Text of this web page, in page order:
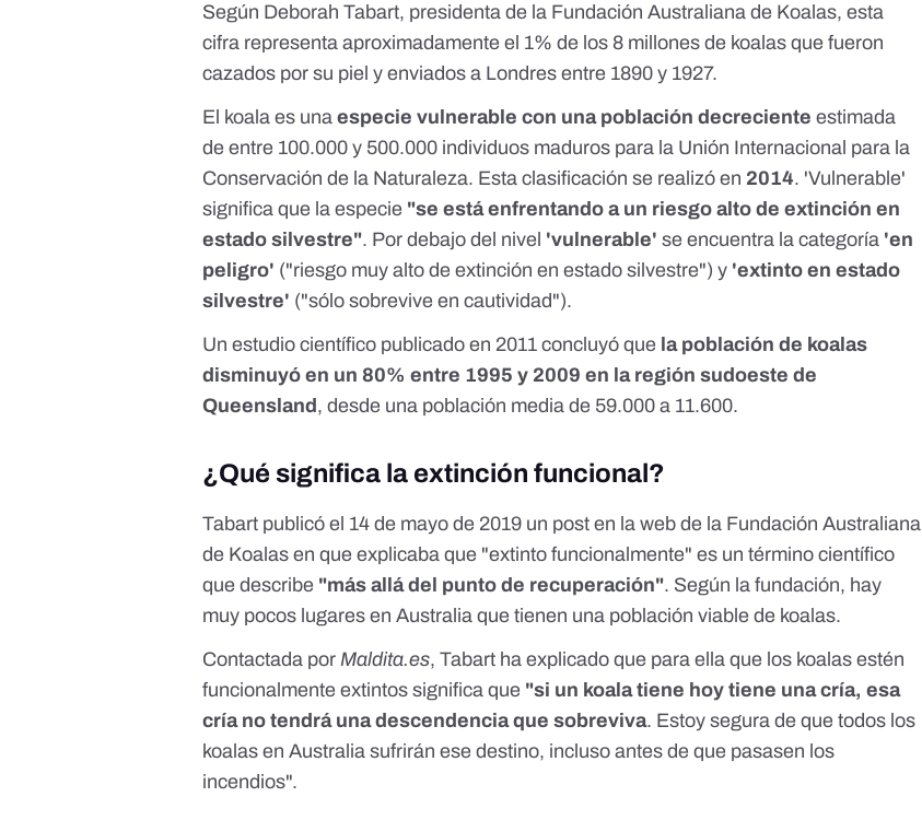
Según Deborah Tabart, presidenta de la Fundación Australiana de Koalas, esta
cifra representa aproximadamente el 1% de los 8 millones de koalas que fueron
cazados por su piel y enviados a Londres entre 1890 y 1927.
El koala es unaespecie vulnerable con una población decreciente estimada
de entre 100.000 y 500.000 individuos maduros para la Unión Internacional para la
Conservación de la Naturaleza. Esta clasificación se realizó en 2014. 'Vulnerable'
significa que la especie "se está enfrentando a un riesgo alto de extinción en
estado silvestre". Por debajo del nivel 'vulnerable' se encuentra la categoría 'en
peligro' ("riesgo muy alto de extinción en estado silvestre") y 'extinto en estado
silvestre' ("sólo sobrevive en cautividad").
Unestudio científico publicado en 2011 concluyó que la población de koalas
disminuyó en un 80% entre 1995 y 2009 en la región sudoeste de
Queensland , desde una población media de 59.000 a 11.600.
¿Qué significa la extinción funcional?
Tabart publicó el 14 de mayo de 2019 un post en la web de la Fundación Australiana
de Koalas en que explicaba que "extinto funcionalmente" es un término científico
que describe "más allá del punto de recuperación". Según la fundación, hay
muy pocos lugares en Australia que tienen una población viable de koalas.
Contactada porMaldita.es, Tabart ha explicado que para ella que los koalas estén
funcionalmente extintos significa que "si un koala tiene hoy tiene una cría, esa
cría no tendrá una descendencia que sobreviva. Estoy segura de que todos los
koalas en Australia sufrirán ese destino, incluso antes de que pasasen los
incendios".